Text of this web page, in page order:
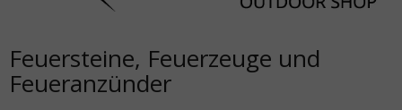
Feuersteine, Feuerzeuge und
Feueranzünder